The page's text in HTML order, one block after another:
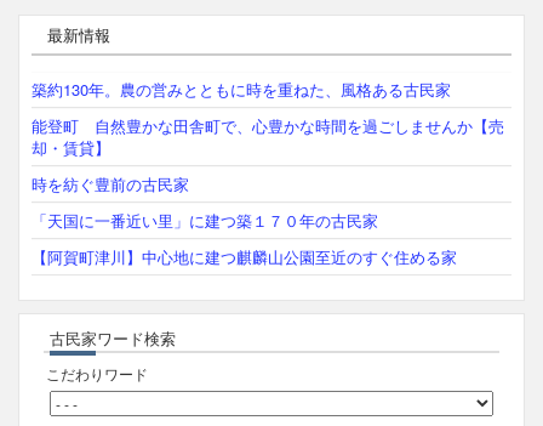
最新情報
築約130年。農の営みとともに時を重ねた、風格ある古民家
能登町 自然豊かな田舎町で、心豊かな時間を過ごしませんか【売
却・賃貸】
時を紡ぐ豊前の古民家
「天国に一番近い里」に建つ築１７０年の古民家
【阿賀町津川】中心地に建つ麒麟山公園至近のすぐ住める家
古民家ワード検索
こだわりワード